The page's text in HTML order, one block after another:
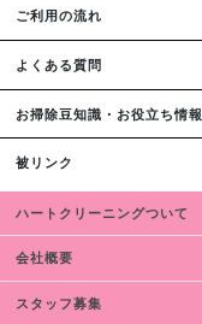
ご利用の流れ
よくある質問
お掃除豆知識・お役立ち情報
被リンク
ハートクリーニングついて
会社概要
スタッフ募集